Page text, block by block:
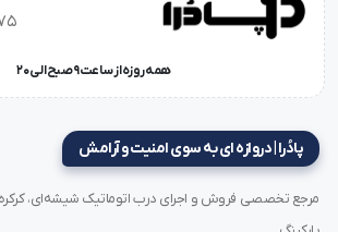
همه روزه از ساعت 9 صبح الی 20
پادُرا | دروازه ای به سوی امنیت و آرامش
مرجع تخصصی فروش و اجرای درب اتوماتیک شیشه‌ای، کرکره